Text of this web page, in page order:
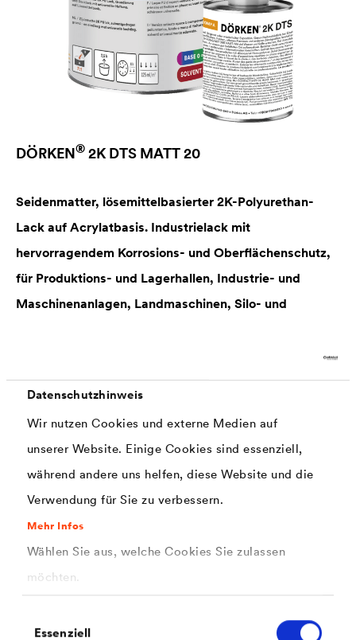
Datenschutzhinweis
Wir nutzen Cookies und externe Medien auf
unserer Website. Einige Cookies sind essenziell,
während andere uns helfen, diese Website und die
Verwendung für Sie zu verbessern.
Mehr Infos
Wählen Sie aus, welche Cookies Sie zulassen
möchten.
Essenziell
DÖRKEN® 2K DTS MATT 20
Seidenmatter, lösemittelbasierter 2K-Polyurethan-
Lack auf Acrylatbasis. Industrielack mit
hervorragendem Korrosions- und Oberflächenschutz,
für Produktions- und Lagerhallen, Industrie- und
Maschinenanlagen, Landmaschinen, Silo- und
Deckbeschichtung mit hervorragenden
Hafteigenschaften auf Stahl, Edelstahl, Aluminium (nicht
eloxiert), galvanisiertem Stahl (Verzinkung),
pulverbeschichteten Untergründen, vielen Kunststoffen
(Hart-PVC, ABS, Polyester usw.) und mineralischen
Oberflächen. Einsatz im Innen- und Außenbereich. Das
Produkt kann auch als Strukturlackierung, z. B. auf
Maschinen, Bürogeräten und Laborausrüstungen